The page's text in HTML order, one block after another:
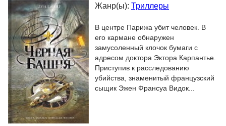
Жанр(ы): Триллеры
В центре Парижа убит человек. В
его кармане обнаружен
замусоленный клочок бумаги с
адресом доктора Эктора Карпантье.
Приступив к расследованию
убийства, знаменитый французский
сыщик Эжен Франсуа Видок...